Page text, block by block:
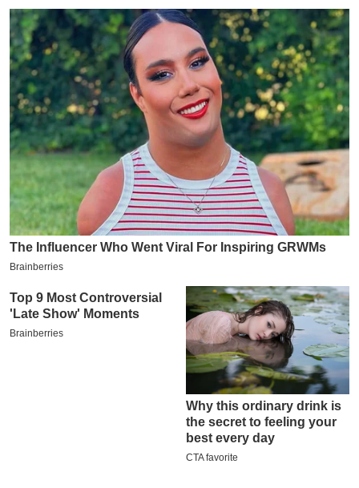
ल
क्रि
के
ट
I
P
L
2
0
2
6
क्रा
इ
म
ई
-